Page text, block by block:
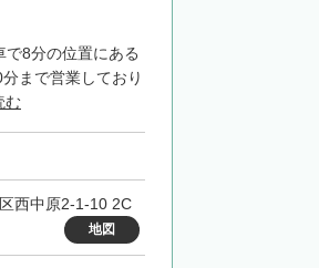
8分の位置にある
まで営業しており
む
西中原2-1-10 2C
地図